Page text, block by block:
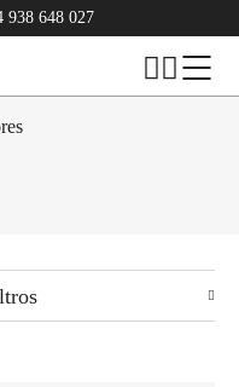
938 648 027